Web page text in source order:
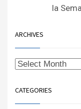
la
ARCHIVES
CATEGORIES